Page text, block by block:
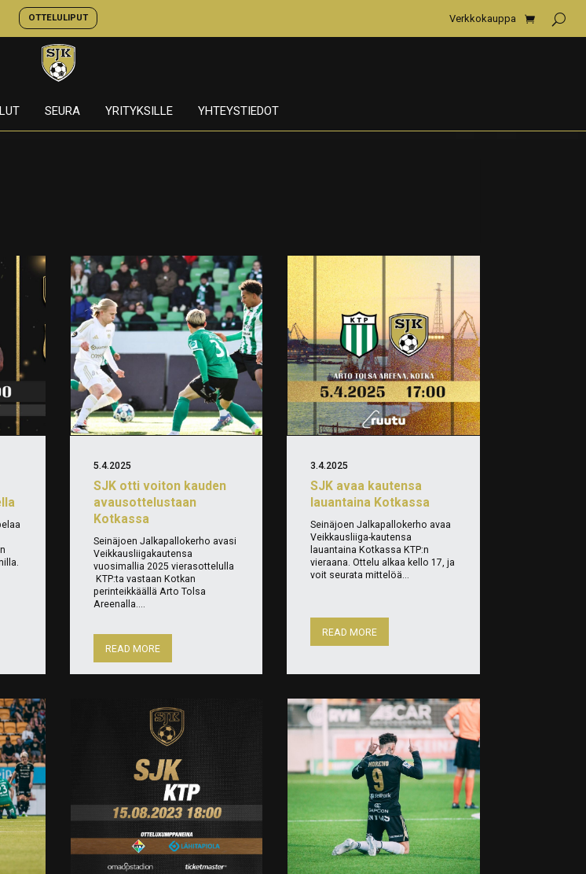
OTTELULIPUT Verkkokauppa
SEURA YRITYKSILLE YHTEYSTIEDOT
SJK otti voiton kauden
avausottelustaan
Kotkassa
5.4.2025
Seinäjoen Jalkapallokerho avasi
Veikkausliigakautensa
vuosimallia 2025 vierasottelulla
KTP:ta vastaan Kotkan
perinteikkäällä Arto Tolsa
Areenalla....
READ MORE
SJK avaa kautensa
lauantaina Kotkassa
3.4.2025
Seinäjoen Jalkapallokerho avaa
Veikkausliiga-kautensa
lauantaina Kotkassa KTP:n
vieraana. Ottelu alkaa kello 17, ja
voit seurata mittelöä...
READ MORE